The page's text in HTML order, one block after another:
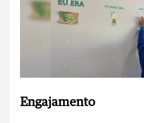
Engajamento